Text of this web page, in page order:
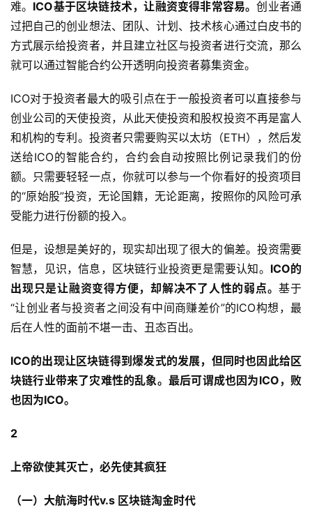
难。 ICO基于区块链技术，让融资变得非常容易。创业者通
过把自己的创业想法、团队、计划、技术核心通过白皮书的
方式展示给投资者，并且建立社区与投资者进行交流，那么
就可以通过智能合约公开透明向投资者募集资金。
ICO对于投资者最大的吸引点在于一般投资者可以直接参与
创业公司的天使投资，从此天使投资和股权投资不再是富人
和机构的专利。投资者只需要购买以太坊（ETH），然后发
送给ICO的智能合约，合约会自动按照比例记录我们的份
额。只需要轻轻一点，你就可以参与一个你看好的投资项目
的“原始股”投资，无论国籍，无论距离，按照你的风险可承
受能力进行份额的投入。
但是，设想是美好的，现实却出现了很大的偏差。投资需要
智慧，见识，信息，区块链行业投资更是需要认知。 ICO的
出现只是让融资变得方便，却解决不了人性的弱点。基于
“让创业者与投资者之间没有中间商赚差价”的ICO构想，最
后在人性的面前不堪一击、丑态百出。
ICO的出现让区块链得到爆发式的发展，但同时也因此给区
块链行业带来了灾难性的乱象。最后可谓成也因为ICO ，败
也因为ICO。
2
上帝欲使其灭亡，必先使其疯狂
（一）大航海时代v.s 区块链淘金时代